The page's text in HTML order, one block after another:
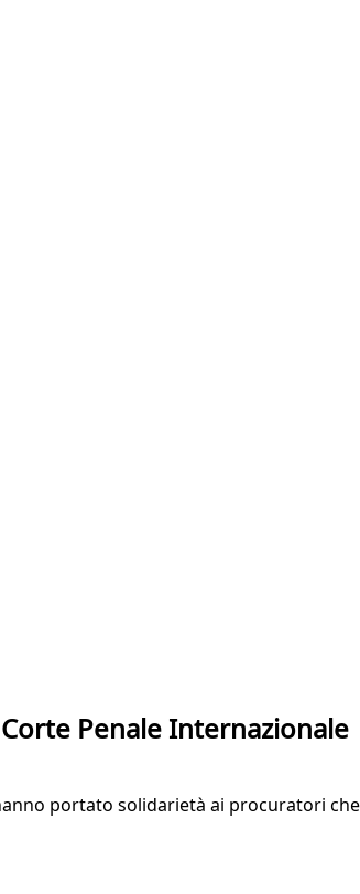
Penale Internazionale
portato solidarietà ai procuratori